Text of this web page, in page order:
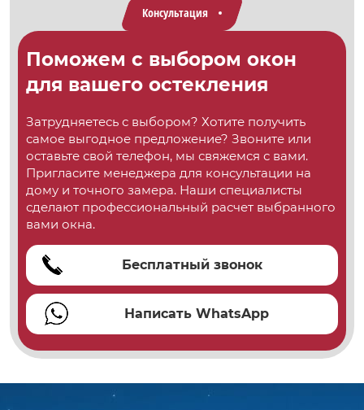
Консультация
Поможем с выбором окон
для вашего остекления
Затрудняетесь с выбором? Хотите получить
самое выгодное предложение? Звоните или
оставьте свой телефон, мы свяжемся с вами.
Пригласите менеджера для консультации на
дому и точного замера. Наши специалисты
сделают профессиональный расчет выбранного
вами окна.
Бесплатный звонок
Написать WhatsApp